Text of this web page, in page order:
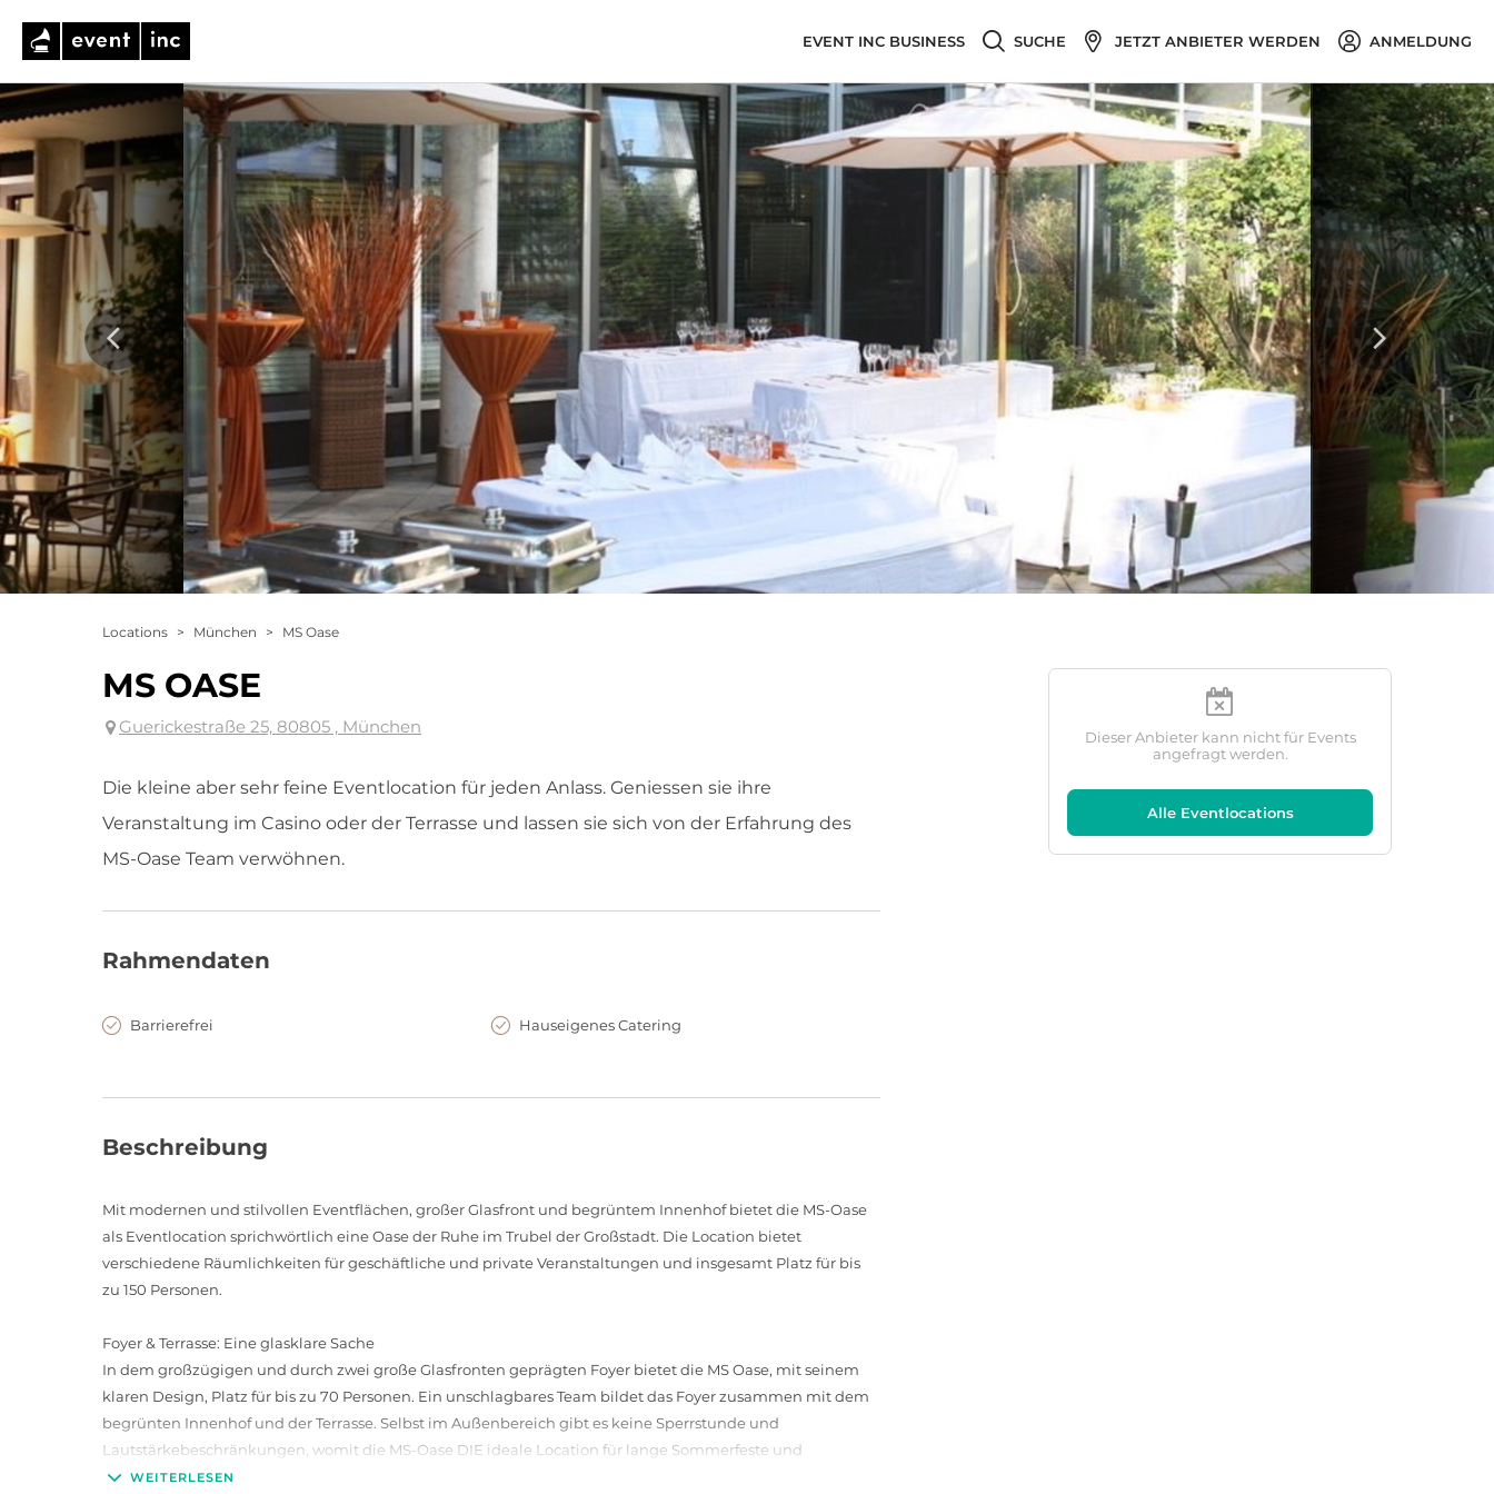
EVENT INC BUSINESS SUCHE JETZT ANBIETER WERDEN ANMELDUNG
Locations > München > MS Oase
MS OASE
Guerickestraße 25, 80805 , München
Die kleine aber sehr feine Eventlocation für jeden Anlass. Geniessen sie ihre
Veranstaltung im Casino oder der Terrasse und lassen sie sich von der Erfahrung des
MS-Oase Team verwöhnen.
Rahmendaten
Barrierefrei Hauseigenes Catering
Beschreibung
Mit modernen und stilvollen Eventflächen, großer Glasfront und begrüntem Innenhof bietet die MS-Oase
als Eventlocation sprichwörtlich eine Oase der Ruhe im Trubel der Großstadt. Die Location bietet
verschiedene Räumlichkeiten für geschäftliche und private Veranstaltungen und insgesamt Platz für bis
zu 150 Personen.
Foyer & Terrasse: Eine glasklare Sache
In dem großzügigen und durch zwei große Glasfronten geprägten Foyer bietet die MS Oase, mit seinem
klaren Design, Platz für bis zu 70 Personen. Ein unschlagbares Team bildet das Foyer zusammen mit dem
begrünten Innenhof und der Terrasse. Selbst im Außenbereich gibt es keine Sperrstunde und
Lautstärkebeschränkungen, womit die MS-Oase DIE ideale Location für lange Sommerfeste und
ausgedehnte Barbecues ist. Auf der Terrasse finden zusätzlich bis zu 100 Personen platz.
WEITERLESEN
Dieser Anbieter kann nicht für Events
angefragt werden.
Alle Eventlocations